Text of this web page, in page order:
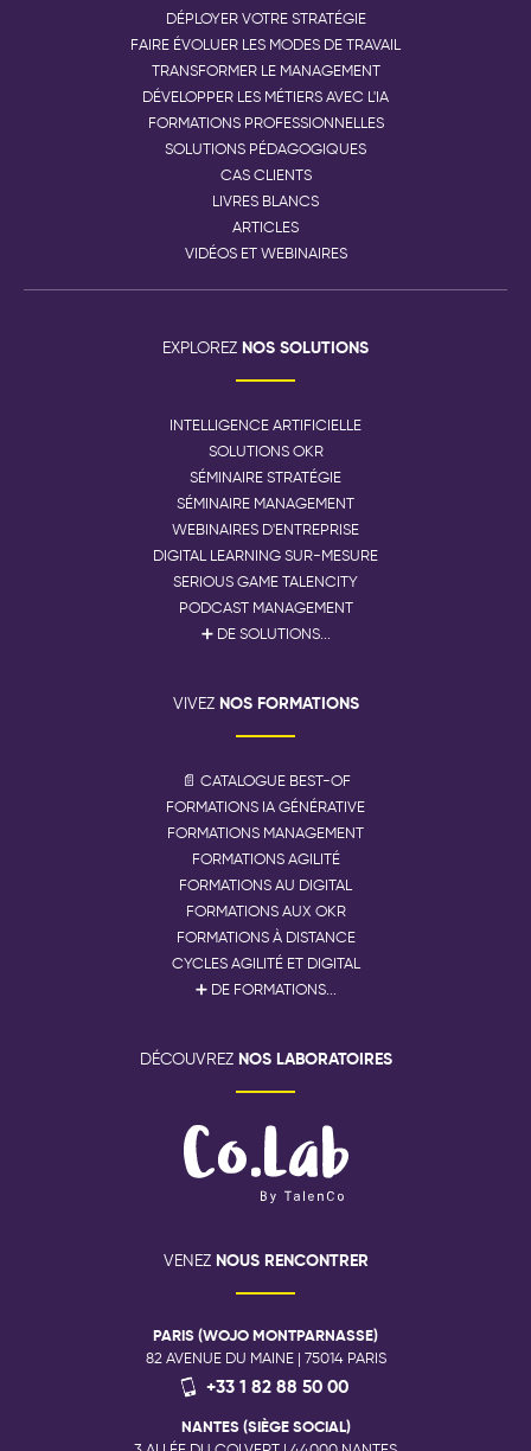
DÉPLOYER VOTRE STRATÉGIE
FAIRE ÉVOLUER LES MODES DE TRAVAIL
TRANSFORMER LE MANAGEMENT
DÉVELOPPER LES MÉTIERS AVEC L'IA
FORMATIONS PROFESSIONNELLES
SOLUTIONS PÉDAGOGIQUES
CAS CLIENTS
LIVRES BLANCS
ARTICLES
VIDÉOS ET WEBINAIRES
EXPLOREZ NOS SOLUTIONS
INTELLIGENCE ARTIFICIELLE
SOLUTIONS OKR
SÉMINAIRE STRATÉGIE
SÉMINAIRE MANAGEMENT
WEBINAIRES D'ENTREPRISE
DIGITAL LEARNING SUR-MESURE
SERIOUS GAME TALENCITY
PODCAST MANAGEMENT
➕ DE SOLUTIONS...
VIVEZ NOS FORMATIONS
📄 CATALOGUE BEST-OF
FORMATIONS IA GÉNÉRATIVE
FORMATIONS MANAGEMENT
FORMATIONS AGILITÉ
FORMATIONS AU DIGITAL
FORMATIONS AUX OKR
FORMATIONS À DISTANCE
CYCLES AGILITÉ ET DIGITAL
➕ DE FORMATIONS...
DÉCOUVREZ NOS LABORATOIRES
VENEZ NOUS RENCONTRER
PARIS (WOJO MONTPARNASSE)
82 AVENUE DU MAINE | 75014 PARIS
+33 1 82 88 50 00
NANTES (SIÈGE SOCIAL)